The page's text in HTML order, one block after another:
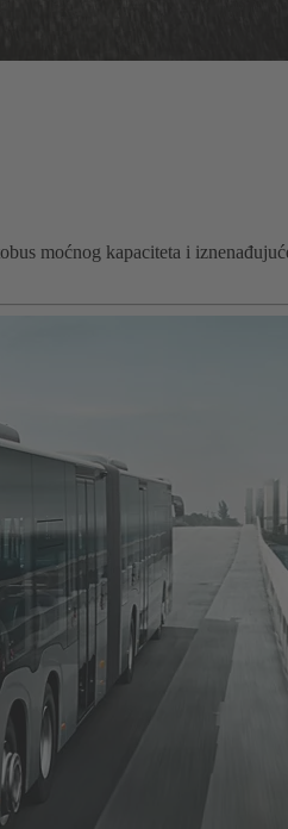
moćnog kapaciteta i